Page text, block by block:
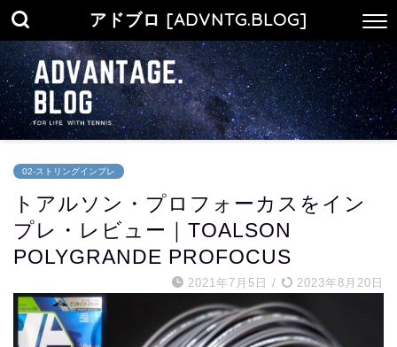
アドブロ [ADVNTG.BLOG]
02-ストリングインプレ
トアルソン・プロフォーカスをイン
プレ・レビュー｜TOALSON
POLYGRANDE PROFOCUS
2021年7月5日 / 2023年8月20日